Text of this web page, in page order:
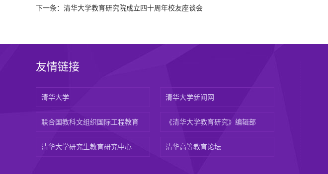
下一条： 清华大学教育研究院成立四十周年校友座谈会
友情链接
清华大学 清华大学新闻网
联合国教科文组织国际工程教育 《清华大学教育研究》编辑部
清华大学研究生教育研究中心 清华高等教育论坛